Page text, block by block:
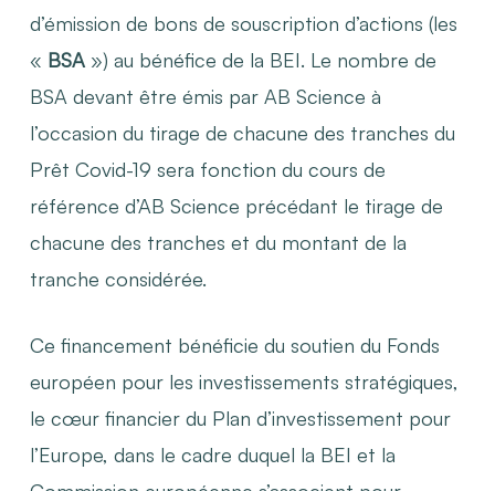
d’émission de bons de souscription d’actions (les
« BSA») au bénéfice de la BEI. Le nombre de
BSA devant être émis par AB Science à
l’occasion du tirage de chacune des tranches du
Prêt Covid-19 sera fonction du cours de
référence d’AB Science précédant le tirage de
chacune des tranches et du montant de la
tranche considérée.
Ce financement bénéficie du soutien du Fonds
européen pour les investissements stratégiques,
le cœur financier du Plan d’investissement pour
l’Europe, dans le cadre duquel la BEI et la